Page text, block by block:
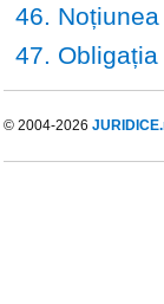
46. Noțiunea
47.
© 2004-2026